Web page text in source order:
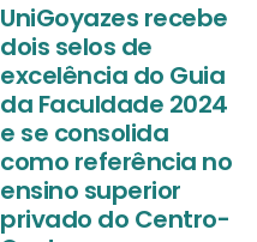
UniGoyazes recebe
dois selos de
excelência do Guia
da Faculdade 2024
e se consolida
como referência no
ensino superior
privado do Centro-